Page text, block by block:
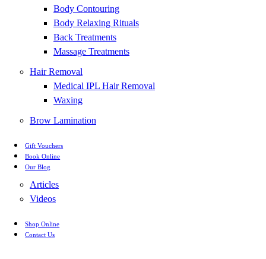
Body Contouring
Body Relaxing Rituals
Back Treatments
Massage Treatments
Hair Removal
Medical IPL Hair Removal
Waxing
Brow Lamination
Gift Vouchers
Book Online
Our Blog
Articles
Videos
Shop Online
Contact Us